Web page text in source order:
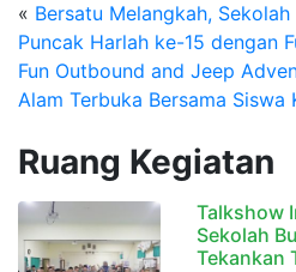
« Bersatu Melangkah,
Puncak Harlah ke-15 dengan
Fun Outbound and Jeep
Alam Terbuka Bersama Siswa
Ruang Kegiatan
Talkshow
Sekolah
Tekankan